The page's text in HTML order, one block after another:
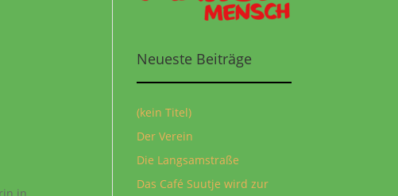
Neueste Beiträge
(kein Titel)
Der Verein
Die Langsamstraße
Das Café Suutje wird zur